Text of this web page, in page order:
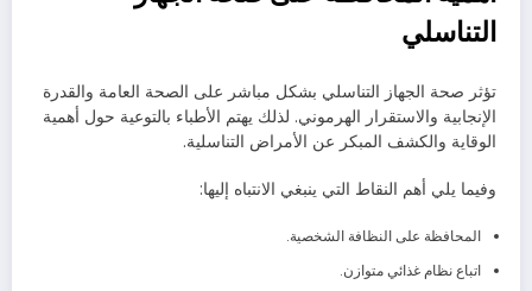
التناسلي
تؤثر صحة الجهاز التناسلي بشكل مباشر على الصحة العامة والقدرة
الإنجابية والاستقرار الهرموني. لذلك يهتم الأطباء بالتوعية حول أهمية
الوقاية والكشف المبكر عن الأمراض التناسلية.
وفيما يلي أهم النقاط التي ينبغي الانتباه إليها:
المحافظة على النظافة الشخصية.
اتباع نظام غذائي متوازن.